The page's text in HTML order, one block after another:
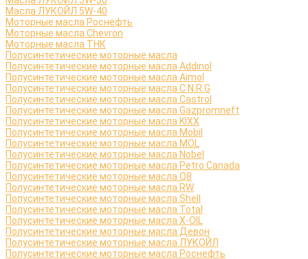
Масла ЛУКОЙЛ 5W-40
Моторные масла Роснефть
Моторные масла Сhevron
Моторные масла ТНК
Полусинтетические моторные масла
Полусинтетические моторные масла Addinol
Полусинтетические моторные масла Aimol
Полусинтетические моторные масла C.N.R.G
Полусинтетические моторные масла Castrol
Полусинтетические моторные масла Gazpromneft
Полусинтетические моторные масла KIXX
Полусинтетические моторные масла Mobil
Полусинтетические моторные масла MOL
Полусинтетические моторные масла Nobel
Полусинтетические моторные масла Petro Canada
Полусинтетические моторные масла Q8
Полусинтетические моторные масла RW
Полусинтетические моторные масла Shell
Полусинтетические моторные масла Total
Полусинтетические моторные масла X-OIL
Полусинтетические моторные масла Девон
Полусинтетические моторные масла ЛУКОЙЛ
Полусинтетические моторные масла Роснефть